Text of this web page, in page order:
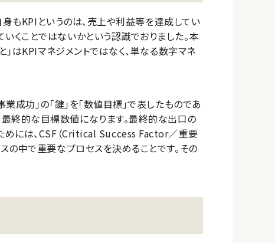
身もKPIというのは、売上や利益等を達成してい
くことではないかという認識でおりました。本
」はKPIマネジメントではなく、単なる数字マネ
成功」の「鍵」を「数値目標」で表したものであ
最終的な目標数値になります。最終的な出口の
めには、CSF（Critical Success Factor／重要
の中で重要なプロセスを決めることです。その